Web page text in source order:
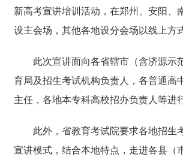
新高考宣讲培训活动，在郑州、安阳、
设主会场，其他各地设分会场以线上方
此次宣讲面向各省辖市（含济源示
育局及招生考试机构负责人，各普通高
主任，各地本专科高校招办负责人等进
此外，省教育考试院要求各地招生
宣讲模式，结合本地特点，走进各县（